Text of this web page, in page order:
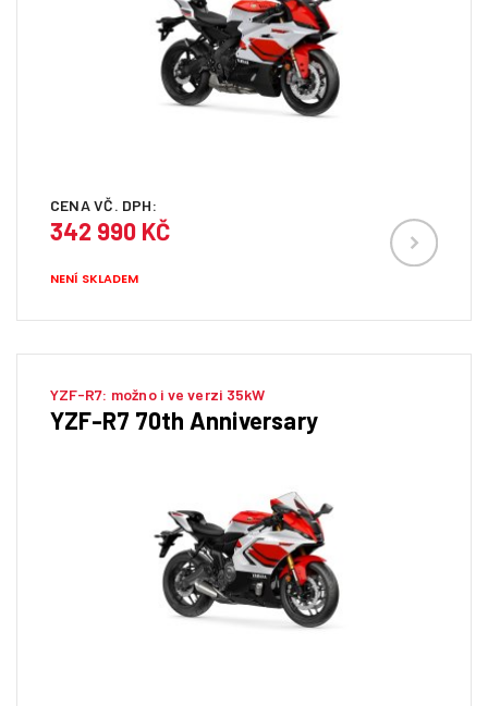
CENA VČ. DPH:
342 990 KČ
NENÍ SKLADEM
YZF-R7: možno i ve verzi 35kW
YZF-R7 70th Anniversary